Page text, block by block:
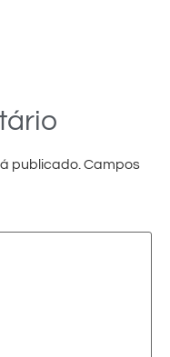
publicado. Campos